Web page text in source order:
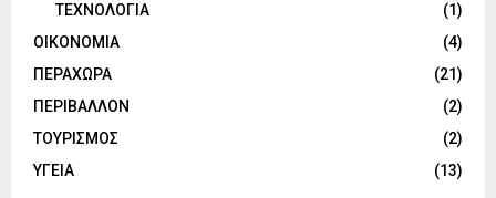
ΤΕΧΝΟΛΟΓΙΑ
(1)
ΟΙΚΟΝΟΜΙΑ
(4)
ΠΕΡΑΧΩΡΑ
(21)
ΠΕΡΙΒΑΛΛΟΝ
(2)
ΤΟΥΡΙΣΜΟΣ
(2)
ΥΓΕΙΑ
(13)